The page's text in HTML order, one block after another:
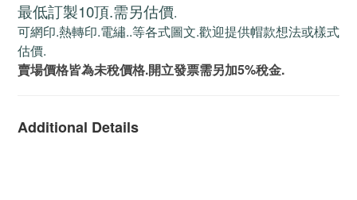
最低訂製10頂.需另估價.
可網印.熱轉印.電繡..等各式圖文.歡迎提供帽款想法或樣式
估價.
賣場價格皆為未稅價格.開立發票需另加5%稅金.
Additional Details